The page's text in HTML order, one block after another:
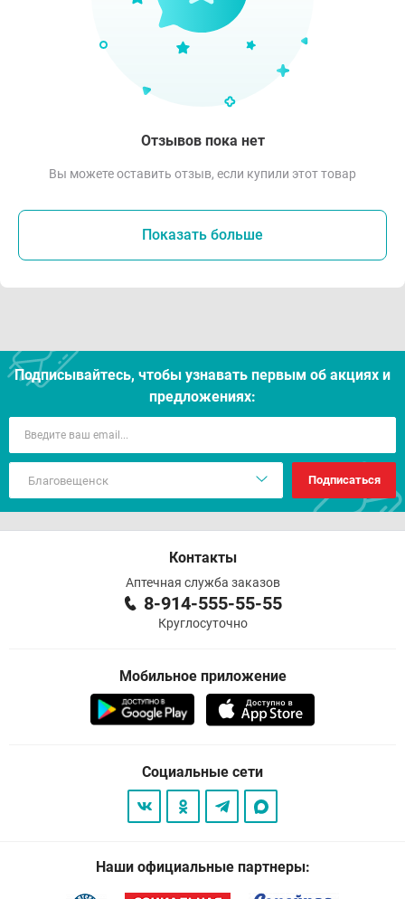
Отзывов пока нет
Вы можете оставить отзыв, если купили этот товар
Показать больше
Подписывайтесь, чтобы узнавать первым об акцияx и
предложениях:
Подписаться
Контакты
Аптечная служба заказов
8-914-555-55-55
Круглосуточно
Мобильное приложение
Социальные сети
Наши официальные партнеры: